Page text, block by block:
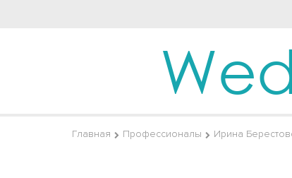
Главная Профессионалы Ирина